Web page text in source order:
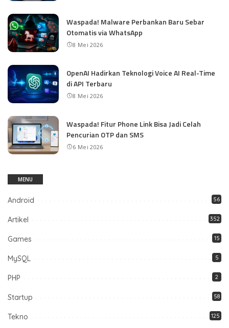
Waspada! Malware Perbankan Baru Sebar
Otomatis via WhatsApp
8 Mei 2026
OpenAI Hadirkan Teknologi Voice AI Real-Time
di API Terbaru
8 Mei 2026
Waspada! Fitur Phone Link Bisa Jadi Celah
Pencurian OTP dan SMS
6 Mei 2026
MENU
Android 56
Artikel 352
Games 15
MySQL 5
PHP 2
Startup 58
Tekno 125